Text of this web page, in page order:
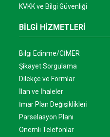
KVKK ve Bilgi Güvenliği
BİLGİ HİZMETLERİ
Bilgi Edinme/CİMER
Şikayet Sorgulama
Dilekçe ve Formlar
İlan ve İhaleler
İmar Plan Değişiklikleri
Parselasyon Planı
Önemli Telefonlar